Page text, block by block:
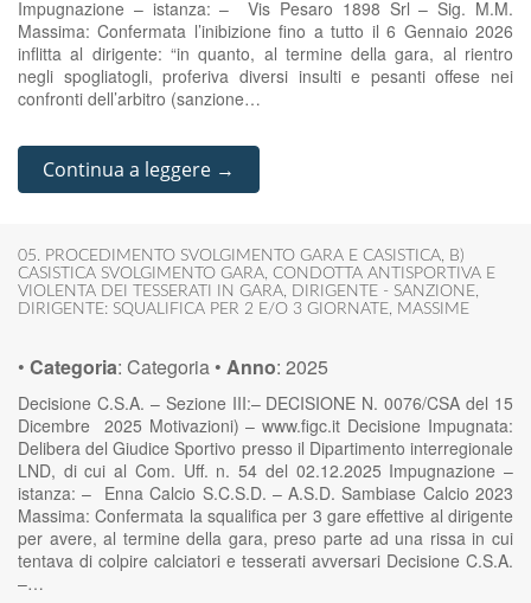
Impugnazione – istanza: – Vis Pesaro 1898 Srl – Sig. M.M.
Massima: Confermata l’inibizione fino a tutto il 6 Gennaio 2026
inflitta al dirigente: “in quanto, al termine della gara, al rientro
negli spogliatogli, proferiva diversi insulti e pesanti offese nei
confronti dell’arbitro (sanzione…
Continua a leggere →
05. PROCEDIMENTO SVOLGIMENTO GARA E CASISTICA, B)
CASISTICA SVOLGIMENTO GARA, CONDOTTA ANTISPORTIVA E
VIOLENTA DEI TESSERATI IN GARA, DIRIGENTE - SANZIONE,
DIRIGENTE: SQUALIFICA PER 2 E/O 3 GIORNATE, MASSIME
• Categoria: Categoria • Anno: 2025
Decisione C.S.A. – Sezione III:– DECISIONE N. 0076/CSA del 15
Dicembre 2025 Motivazioni) – www.figc.it Decisione Impugnata:
Delibera del Giudice Sportivo presso il Dipartimento interregionale
LND, di cui al Com. Uff. n. 54 del 02.12.2025 Impugnazione –
istanza: – Enna Calcio S.C.S.D. – A.S.D. Sambiase Calcio 2023
Massima: Confermata la squalifica per 3 gare effettive al dirigente
per avere, al termine della gara, preso parte ad una rissa in cui
tentava di colpire calciatori e tesserati avversari Decisione C.S.A.
–…